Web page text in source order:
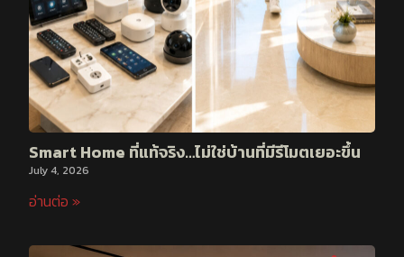
Smart Home ที่แท้จริง…ไม่ใช่บ้านที่มีรีโมตเยอะขึ้น
July 4, 2026
อ่านต่อ »